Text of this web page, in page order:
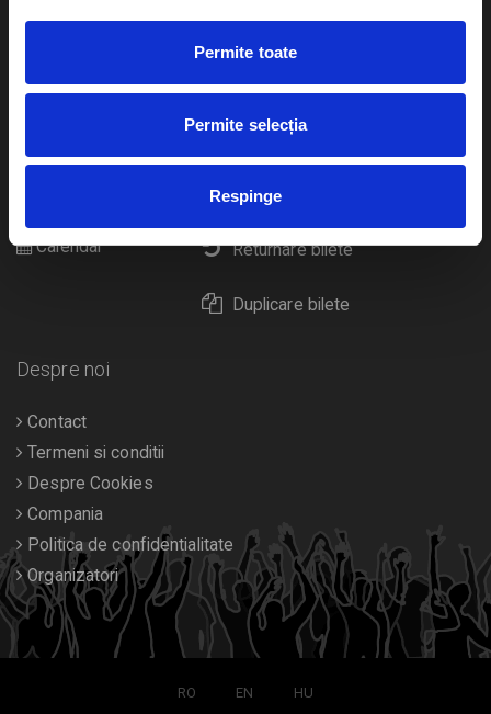
Permite toate
Permite selecția
Respinge
Plata online sau cash
eBilet printat acasa
Livrare prin curier
Returnare bilete
Duplicare bilete
Teatru
festivaluri
Cultura
Calendar
Despre noi
Contact
Termeni si conditii
Despre Cookies
Compania
Politica de confidentialitate
Organizatori
RO EN HU